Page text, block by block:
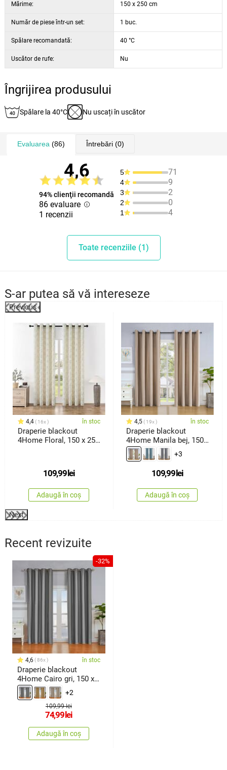
Mărime: 150 x 250 cm
Număr de piese într-un set: 1 buc.
Spălare recomandată: 40 °C
Uscător de rufe: Nu
Îngrijirea produsului
Spălare la 40°C Nu uscați în uscător
Evaluarea (86) Întrebări(0)
4,6
94% clienţii recomandă
86 evaluare
1 recenzii
5 71
4 9
3 2
2 0
1 4
Toate recenziile (1)
S-ar putea să vă intereseze
Previous
4,4 16x în stoc
Draperie blackout
4Home Floral, 150 x 250
109,99lei
Adaugă în coș
4,5 19x în stoc
Draperie blackout
4Home Manila bej, 150
x 250 cm
+3
109,99lei
Adaugă în coș
Next
Recent revizuite
-32%
4,6 86x în stoc
Draperie blackout
4Home Cairo gri, 150 x
250 cm
+2
109,99 lei
74,99 lei
Adaugă în coș